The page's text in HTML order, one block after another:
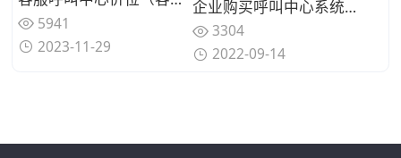
5941
2023-11-29
企业购买呼叫中心系统三点注意事项，呼叫中心系统购买要点
3304
2022-09-14